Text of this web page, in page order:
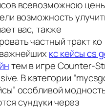
всевозможною
возможность
вас, также
частный тракт ко
кс кейсы cs
тем в игре Counter-
В категории
особливой
сундуки через